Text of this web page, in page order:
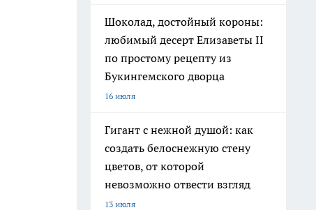
Шоколад, достойный короны:
любимый десерт Елизаветы II
по простому рецепту из
Букингемского дворца
16 июля
Гигант с нежной душой: как
создать белоснежную стену
цветов, от которой
невозможно отвести взгляд
13 июля